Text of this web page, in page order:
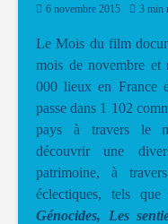
6 novembre 2015 3 min
Le Mois du film
mois de novembre et
000 lieux en France
passe dans 1 102
pays à travers le
découvrir une
patrimoine, à
éclectiques, tels que
Génocides, Les